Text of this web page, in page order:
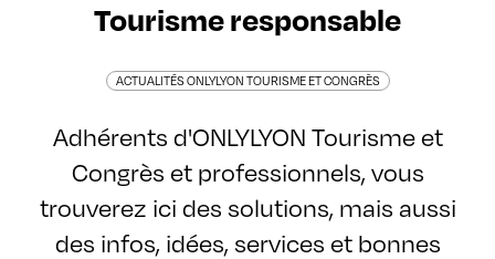
Tourisme responsable
ACTUALITÉS ONLYLYON TOURISME ET CONGRÈS
Adhérents d'ONLYLYON Tourisme et
Congrès et professionnels, vous
trouverez ici des solutions, mais aussi
des infos, idées, services et bonnes